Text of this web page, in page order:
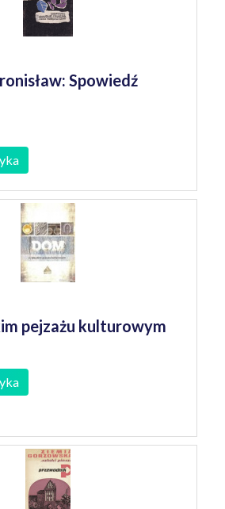
Spowiedź
pejzażu kulturowym